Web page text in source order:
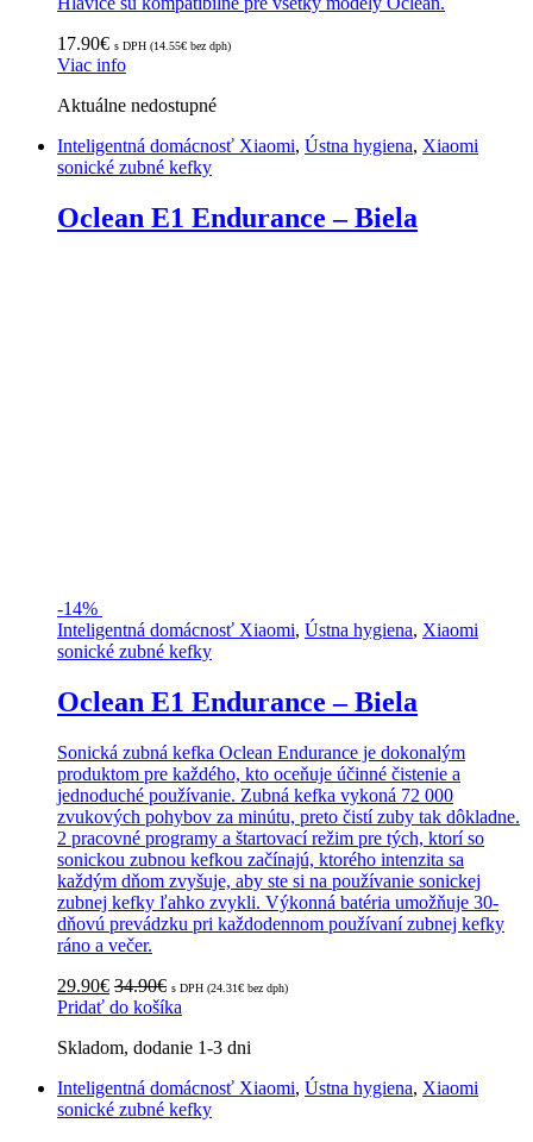
17.90€ s DPH (14.55€ bez dph)
Viac info
Aktuálne nedostupné
Inteligentná domácnosť Xiaomi, Ústna hygiena, Xiaomi
sonické zubné kefky
Oclean E1 Endurance – Biela
-14%
Inteligentná domácnosť Xiaomi, Ústna hygiena, Xiaomi
sonické zubné kefky
Oclean E1 Endurance – Biela
Sonická zubná kefka Oclean Endurance je dokonalým
produktom pre každého, kto oceňuje účinné čistenie a
jednoduché používanie. Zubná kefka vykoná 72 000
zvukových pohybov za minútu, preto čistí zuby tak dôkladne.
2 pracovné programy a štartovací režim pre tých, ktorí so
sonickou zubnou kefkou začínajú, ktorého intenzita sa
každým dňom zvyšuje, aby ste si na používanie sonickej
zubnej kefky ľahko zvykli. Výkonná batéria umožňuje 30-
dňovú prevádzku pri každodennom používaní zubnej kefky
ráno a večer.
29.90€ 34.90€ s DPH (24.31€ bez dph)
Pridať do košíka
Skladom, dodanie 1-3 dni
Inteligentná domácnosť Xiaomi, Ústna hygiena, Xiaomi
sonické zubné kefky